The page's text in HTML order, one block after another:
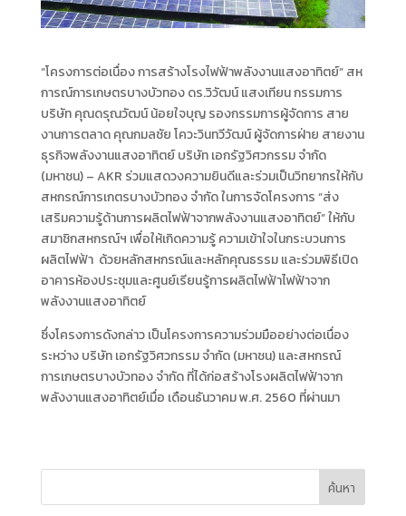
“โครงการต่อเนื่อง การสร้างโรงไฟฟ้าพลังงานแสงอาทิตย์” สห
การณ์การเกษตรบางบัวทอง ดร.วิวัฒน์ แสงเทียน กรรมการ
บริษัท คุณดรุณวัฒน์ น้อยใจบุญ รองกรรมการผู้จัดการ สาย
งานการตลาด คุณกมลชัย โควะวินทวีวัฒน์ ผู้จัดการฝ่าย สายงาน
ธุรกิจพลังงานแสงอาทิตย์ บริษัท เอกรัฐวิศวกรรม จำกัด
(มหาชน) – AKR ร่วมแสดวงความยินดีและร่วมเป็นวิทยากรให้กับ
สหกรณ์การเกตรบางบัวทอง จำกัด ในการจัดโครงการ “ส่ง
เสริมความรู้ด้านการผลิตไฟฟ้าจากพลังงานแสงอาทิตย์” ให้กับ
สมาชิกสหกรณ์ฯ เพื่อให้เกิดความรู้ ความเข้าใจในกระบวนการ
ผลิตไฟฟ้า ด้วยหลักสหกรณ์และหลักคุณธรรม และร่วมพิธีเปิด
อาคารห้องประชุมและศูนย์เรียนรู้การผลิตไฟฟ้าไฟฟ้าจาก
พลังงานแสงอาทิตย์
ซึ่งโครงการดังกล่าว เป็นโครงการความร่วมมืออย่างต่อเนื่อง
ระหว่าง บริษัท เอกรัฐวิศวกรรม จำกัด (มหาชน) และสหกรณ์
การเกษตรบางบัวทอง จำกัด ที่ได้ก่อสร้างโรงผลิตไฟฟ้าจาก
พลังงานแสงอาทิตย์เมื่อ เดือนธันวาคม พ.ศ. 2560 ที่ผ่านมา